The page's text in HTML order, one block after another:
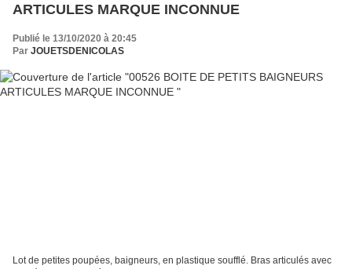
ARTICULES MARQUE INCONNUE
Publié le 13/10/2020 à 20:45
Par JOUETSDENICOLAS
Lot de petites poupées, baigneurs, en plastique soufflé. Bras articulés avec